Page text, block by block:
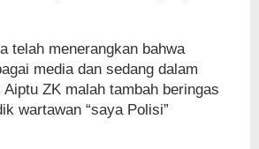
telah menerangkan bahwa
media dan sedang dalam
ZK malah tambah beringas
wartawan “saya Polisi”